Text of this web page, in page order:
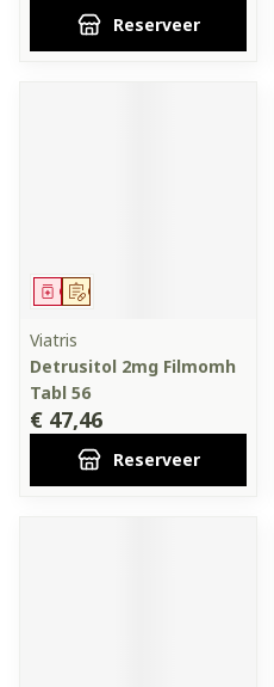
Reserveer
Op voorschrift
Geneesmiddel
Viatris
Detrusitol 2mg Filmomh
Tabl 56
€ 47,46
Reserveer